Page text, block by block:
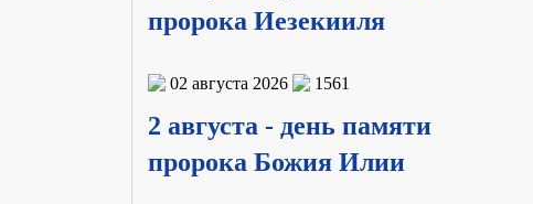
пророка Иезекииля
02 августа 2026 1561
2 августа - день памяти
пророка Божия Илии